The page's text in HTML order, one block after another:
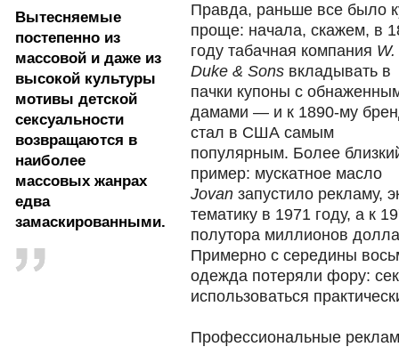
Вытесняемые
постепенно из
массовой и даже из
высокой культуры
мотивы детской
сексуальности
возвращаются в
наиболее
массовых жанрах
едва
замаскированными.
Правда, раньше все было
проще: начала, скажем, в
году табачная компания W.
Duke & Sons вкладывать в
пачки купоны с
дамами — и к 1890-му
стал в США самым
популярным. Более
пример: мускатное масло
Jovan запустило рекламу,
тематику в 1971 году, а к
полутора миллионов
Примерно с середины
одежда потеряли фору:
использоваться
Профессиональные